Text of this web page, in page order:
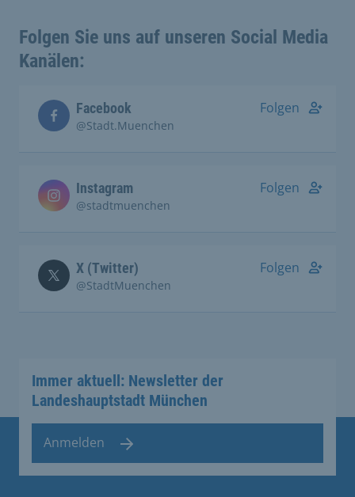
Folgen Sie uns auf unseren Social Media
Kanälen:
Facebook
@Stadt.Muenchen
Folgen
Instagram
@stadtmuenchen
Folgen
X (Twitter)
@StadtMuenchen
Folgen
Immer aktuell: Newsletter der
Landeshauptstadt München
Anmelden